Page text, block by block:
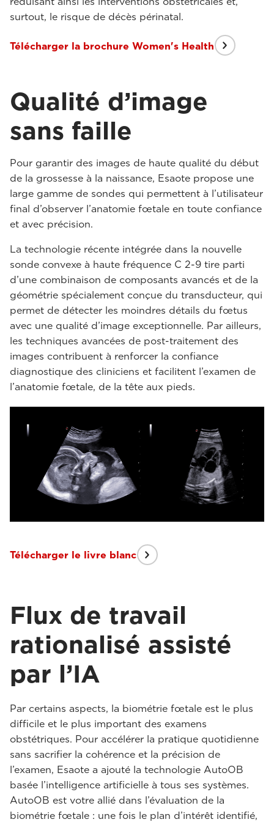
surtout, le risque de décès périnatal.
Télécharger la brochure Women's Health
Qualité d’image
sans faille
Pour garantir des images de haute qualité du début
de la grossesse à la naissance, Esaote propose une
large gamme de sondes qui permettent à l’utilisateur
final d’observer l’anatomie fœtale en toute confiance
et avec précision.
La technologie récente intégrée dans la nouvelle
sonde convexe à haute fréquence C 2-9 tire parti
d’une combinaison de composants avancés et de la
géométrie spécialement conçue du transducteur, qui
permet de détecter les moindres détails du fœtus
avec une qualité d’image exceptionnelle. Par ailleurs,
les techniques avancées de post-traitement des
images contribuent à renforcer la confiance
diagnostique des cliniciens et facilitent l’examen de
l’anatomie fœtale, de la tête aux pieds.
Télécharger le livre blanc
Flux de travail
rationalisé assisté
par l’IA
Par certains aspects, la biométrie fœtale est le plus
difficile et le plus important des examens
obstétriques. Pour accélérer la pratique quotidienne
sans sacrifier la cohérence et la précision de
l’examen, Esaote a ajouté la technologie AutoOB
basée l’intelligence artificielle à tous ses systèmes.
AutoOB est votre allié dans l’évaluation de la
biométrie fœtale : une fois le plan d’intérêt identifié,